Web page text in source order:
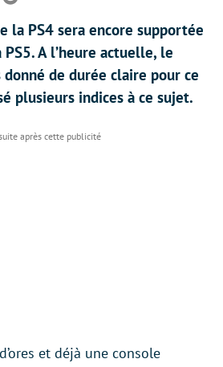
Reddit
la PS4 sera encore supportée
A l’heure actuelle, le
donné de durée claire pour ce
plusieurs indices à ce sujet.
et déjà une console